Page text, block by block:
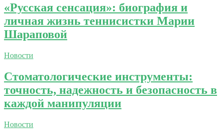
«Русская сенсация»: биография и
личная жизнь теннисистки Марии
Шараповой
Новости
Стоматологические инструменты:
точность, надежность и безопасность в
каждой манипуляции
Новости